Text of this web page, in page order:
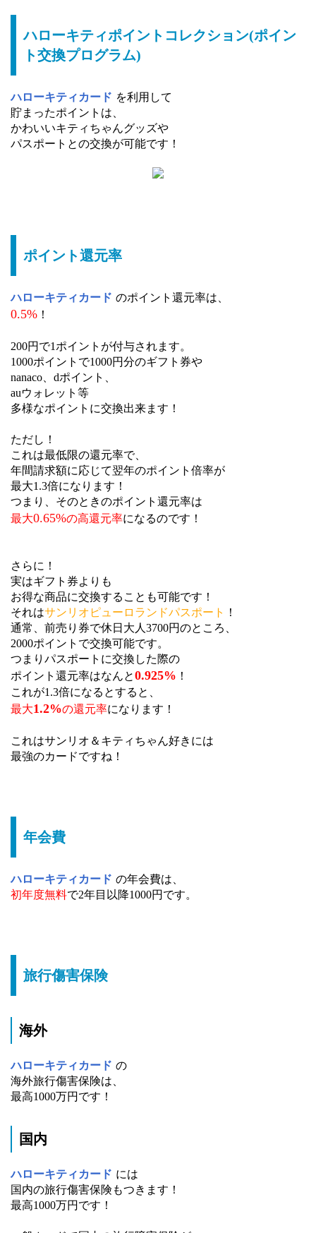
ハローキティポイントコレクション(ポイン
ト交換プログラム)
ハローキティカード を利用して
貯まったポイントは、
かわいいキティちゃんグッズや
パスポートとの交換が可能です！
ポイント還元率
ハローキティカード のポイント還元率は、
0.5% ！
200円で1ポイントが付与されます。
1000ポイントで1000円分のギフト券や
nanaco、dポイント、
auウォレット等
多様なポイントに交換出来ます！
ただし！
これは最低限の還元率で、
年間請求額に応じて翌年のポイント倍率が
最大1.3倍になります！
つまり、そのときのポイント還元率は
最大0.65%の高還元率になるのです！
さらに！
実はギフト券よりも
お得な商品に交換することも可能です！
それはサンリオピューロランドパスポート
！
通常、前売り券で休日大人3700円のところ、
2000ポイントで交換可能です。
つまりパスポートに交換した際の
ポイント還元率はなんと0.925% ！
これが1.3倍になるとすると、
最大1.2%の還元率になります！
これはサンリオ＆キティちゃん好きには
最強のカードですね！
年会費
ハローキティカード の年会費は、
初年度無料で2年目以降1000円です。
旅行傷害保険
海外
ハローキティカード の
海外旅行傷害保険は、
最高1000万円です！
国内
ハローキティカード には
国内の旅行傷害保険もつきます！
最高1000万円です！